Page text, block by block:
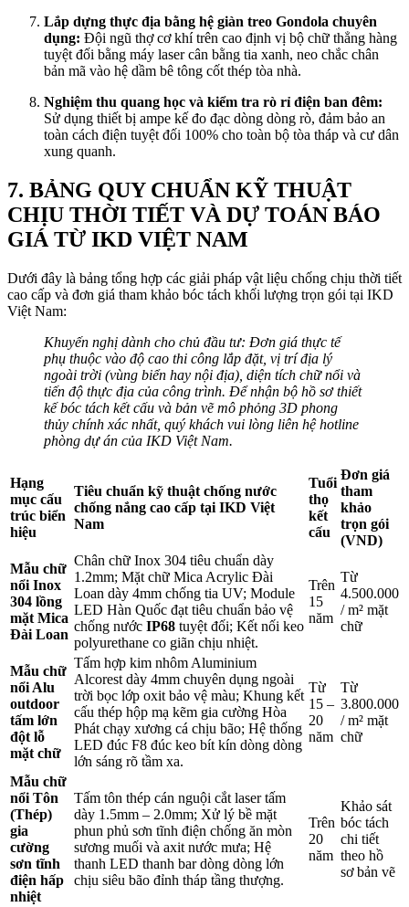
Lắp dựng thực địa bằng hệ giàn treo Gondola chuyên
dụng: Đội ngũ thợ cơ khí trên cao định vị bộ chữ thẳng hàng
tuyệt đối bằng máy laser cân bằng tia xanh, neo chắc chân
bản mã vào hệ dầm bê tông cốt thép tòa nhà.
Nghiệm thu quang học và kiểm tra rò rỉ điện ban đêm:
Sử dụng thiết bị ampe kế đo đạc dòng dòng rò, đảm bảo an
toàn cách điện tuyệt đối 100% cho toàn bộ tòa tháp và cư dân
xung quanh.
7. BẢNG QUY CHUẨN KỸ THUẬT
CHỊU THỜI TIẾT VÀ DỰ TOÁN BÁO
GIÁ TỪ IKD VIỆT NAM
Dưới đây là bảng tổng hợp các giải pháp vật liệu chống chịu thời tiết
cao cấp và đơn giá tham khảo bóc tách khối lượng trọn gói tại IKD
Việt Nam:
Khuyến nghị dành cho chủ đầu tư: Đơn giá thực tế
phụ thuộc vào độ cao thi công lắp đặt, vị trí địa lý
ngoài trời (vùng biển hay nội địa), diện tích chữ nổi và
tiến độ thực địa của công trình. Để nhận bộ hồ sơ thiết
kế bóc tách kết cấu và bản vẽ mô phỏng 3D phong
thủy chính xác nhất, quý khách vui lòng liên hệ hotline
phòng dự án của IKD Việt Nam.
Hạng
mục cấu
trúc biển
hiệu
Tiêu chuẩn kỹ thuật chống nước
chống nắng cao cấp tại IKD Việt
Nam
Tuổi
thọ
kết
cấu
Đơn giá
tham
khảo
trọn gói
(VND)
Mẫu chữ
nổi Inox
304 lồng
mặt Mica
Đài Loan
Chân chữ Inox 304 tiêu chuẩn dày
1.2mm; Mặt chữ Mica Acrylic Đài
Loan dày 4mm chống tia UV; Module
LED Hàn Quốc đạt tiêu chuẩn bảo vệ
chống nước IP68 tuyệt đối; Kết nối keo
polyurethane co giãn chịu nhiệt.
Trên
15
năm
Từ
4.500.000
/ m² mặt
chữ
Mẫu chữ
nổi Alu
outdoor
tấm lớn
đột lỗ
mặt chữ
Tấm hợp kim nhôm Aluminium
Alcorest dày 4mm chuyên dụng ngoài
trời bọc lớp oxit bảo vệ màu; Khung kết
cấu thép hộp mạ kẽm gia cường Hòa
Phát chạy xương cá chịu bão; Hệ thống
LED đúc F8 đúc keo bít kín dòng dòng
lớn sáng rõ tầm xa.
Từ
15 –
20
năm
Từ
3.800.000
/ m² mặt
chữ
Mẫu chữ
nổi Tôn
(Thép)
gia
cường
sơn tĩnh
điện hấp
nhiệt
Tấm tôn thép cán nguội cắt laser tấm
dày 1.5mm – 2.0mm; Xử lý bề mặt
phun phủ sơn tĩnh điện chống ăn mòn
sương muối và axit nước mưa; Hệ
thanh LED thanh bar dòng dòng lớn
chịu siêu bão đỉnh tháp tầng thượng.
Trên
20
năm
Khảo sát
bóc tách
chi tiết
theo hồ
sơ bản vẽ